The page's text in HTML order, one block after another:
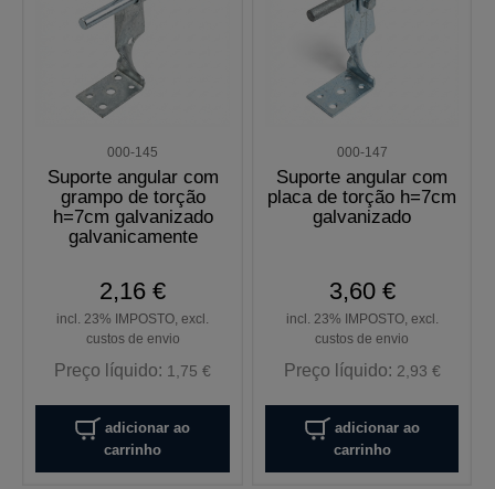
000-145
Suporte angular com
grampo de torção
h=7cm galvanizado
galvanicamente
2,16 €
incl. 23% IMPOSTO, excl.
custos de envio
Preço líquido: 1,75 €
adicionar ao
carrinho
000-147
Suporte angular com
placa de torção h=7cm
galvanizado
3,60 €
incl. 23% IMPOSTO, excl.
custos de envio
Preço líquido: 2,93 €
adicionar ao
carrinho